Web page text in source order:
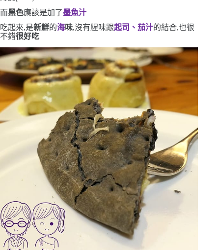
而黑色應該是加了墨魚汁
吃起來,是新鮮的海味,沒有腥味跟起司、茄汁的結合,也很
不錯很好吃